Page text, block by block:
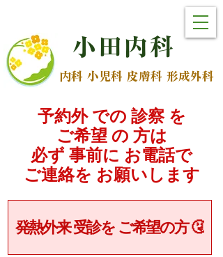
小 田 内科
内科 小児科 皮膚科 形成外科
予約外 での 診察 を
ご希望 の 方は
必ず 事前に お電話で
​ご連絡を お願いします
発熱外来 受診を ご希望の方 🤧